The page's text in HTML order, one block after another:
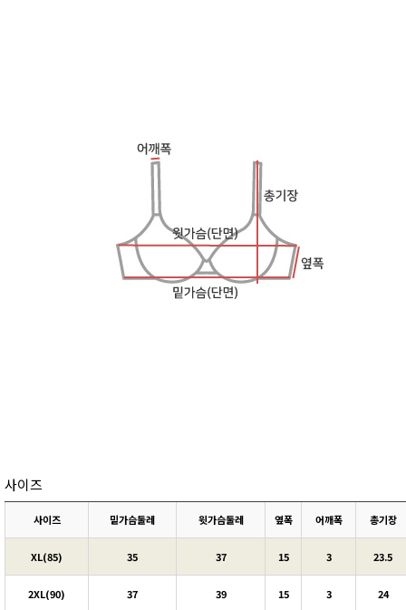
사이즈
사이즈 밑가슴둘레 윗가슴둘레 옆폭 어깨폭 총기장
XL(85) 35 37 15 3 23.5
2XL(90) 37 39 15 3 24